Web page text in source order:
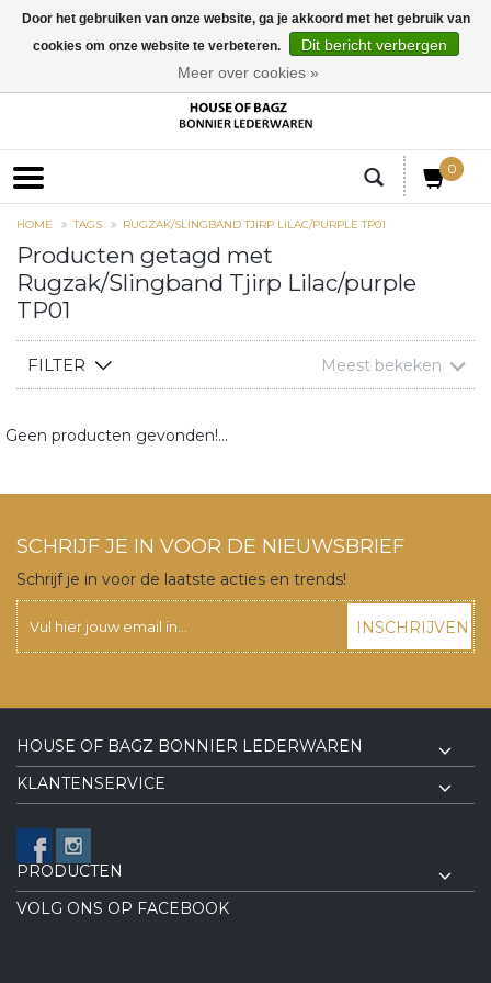
0
HOME TAGS RUGZAK/SLINGBAND TJIRP LILAC/PURPLE TP01
Producten getagd met
Rugzak/Slingband Tjirp Lilac/purple
TP01
FILTER Meest bekeken
Geen producten gevonden!...
SCHRIJF JE IN VOOR DE NIEUWSBRIEF
Schrijf je in voor de laatste acties en trends!
INSCHRIJVEN
HOUSE OF BAGZ BONNIER LEDERWAREN
KLANTENSERVICE
PRODUCTEN
VOLG ONS OP FACEBOOK
Door het gebruiken van onze website, ga je akkoord met het gebruik van
cookies om onze website te verbeteren.
Dit bericht verbergen
Meer over cookies »